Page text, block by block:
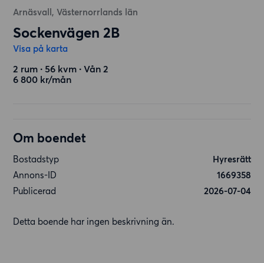
Arnäsvall, Västernorrlands län
Sockenvägen 2B
Visa på karta
2 rum ∙ 56 kvm ∙ Vån 2
6 800 kr/mån
Om boendet
Bostadstyp
Hyresrätt
Annons-ID
1669358
Publicerad
2026-07-04
Detta boende har ingen beskrivning än.